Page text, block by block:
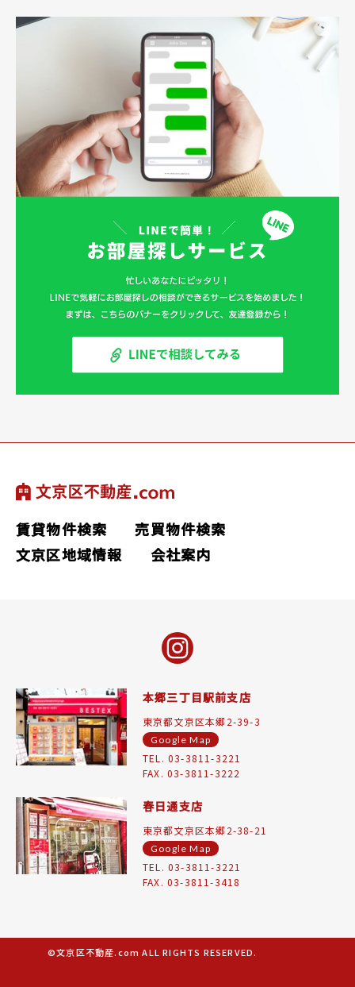
賃貸物件検索
売買物件検索
文京区地域情報
会社案内
本郷三丁目駅前支店
東京都文京区本郷2-39-3
Google Map
TEL. 03-3811-3221
FAX. 03-3811-3222
春日通支店
東京都文京区本郷2-38-21
Google Map
TEL. 03-3811-3221
FAX. 03-3811-3418
©文京区不動産.com ALL RIGHTS RESERVED.